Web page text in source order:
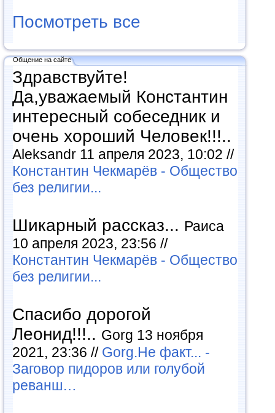
Посмотреть все
Общение на сайте
Здравствуйте!
Да,уважаемый Константин
интересный собеседник и
очень хороший Человек!!!..
Aleksandr 11 апреля 2023, 10:02 //
Константин Чекмарёв - Общество
без религии...
Шикарный рассказ... Раиса
10 апреля 2023, 23:56 //
Константин Чекмарёв - Общество
без религии...
Спасибо дорогой
Леонид!!!.. Gorg 13 ноября
2021, 23:36 // Gorg.Не факт... -
Заговор пидоров или голубой
реванш…